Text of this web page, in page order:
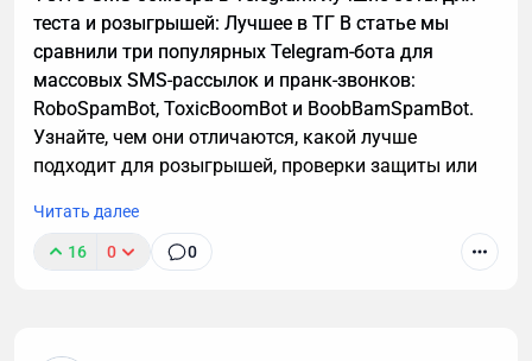
теста и розыгрышей: Лучшее в ТГ В статье мы
сравнили три популярных Telegram-бота для
массовых SMS-рассылок и пранк-звонков:
RoboSpamBot, ToxicBoomBot и BoobBamSpamBot.
Узнайте, чем они отличаются, какой лучше
подходит для розыгрышей, проверки защиты или
использования инструментов.
Читать далее
16 0 0